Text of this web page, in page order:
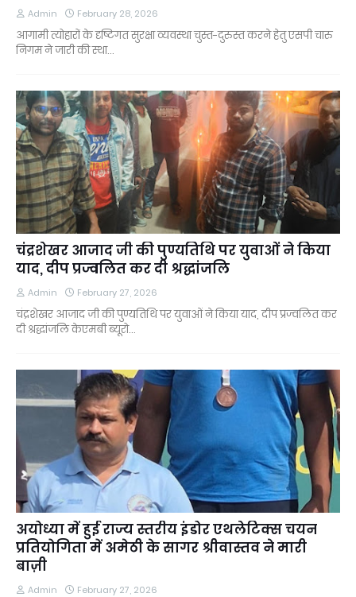
Admin February 28, 2026
आगामी त्योहारों के दृष्टिगत सुरक्षा व्यवस्था चुस्त-दुरुस्त करने हेतु एसपी चारु
निगम ने जारी की स्था…
चंद्रशेखर आजाद जी की पुण्यतिथि पर युवाओं ने किया
याद, दीप प्रज्वलित कर दी श्रद्धांजलि
Admin February 27, 2026
चंद्रशेखर आजाद जी की पुण्यतिथि पर युवाओं ने किया याद, दीप प्रज्वलित कर
दी श्रद्धांजलि केएमबी ब्यूरो…
अयोध्या में हुई राज्य स्तरीय इंडोर एथलेटिक्स चयन
प्रतियोगिता में अमेठी के सागर श्रीवास्तव ने मारी
बाज़ी
Admin February 27, 2026